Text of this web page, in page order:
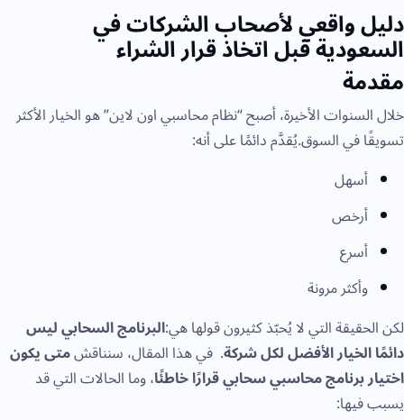
واقعي لأصحاب الشركات في
قبل اتخاذ قرار الشراء
السنوات الأخيرة، أصبح “نظام محاسبي اون لاين” هو الخيار الأكثر
في السوق.يُقدَّم دائمًا على أنه:
أسهل
أرخص
أسرع
وأكثر مرونة
الحقيقة التي لا يُحبّذ كثيرون قولها هي:البرنامج السحابي ليس
الخيار الأفضل لكل شركة. في هذا المقال، سنناقشمتى يكون
برنامج محاسبي سحابي قرارًا خاطئًا، وما الحالات التي قد
فيها: